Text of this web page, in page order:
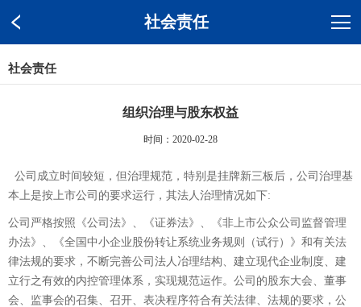
社会责任
社会责任
组织治理与股东权益
时间：2020-02-28
公司成立时间较短，但治理规范，特别是挂牌新三板后，公司治理基
本上是按上市公司的要求运行，其法人治理情况如下:
公司严格按照《公司法》、《证券法》、《非上市公众公司监督管理
办法》、《全国中小企业股份转让系统业务规则（试行）》和有关法
律法规的要求，不断完善公司法人冶理结构、建立现代企业制度、建
立行之有效的内控管理体系，实现规范运作。公司的股东大会、董事
会、监事会的召集、召开、表决程序符合有关法律、法规的要求，公